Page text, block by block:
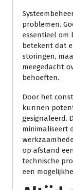
problemen.
essentieel om
betekent dat
storingen,
meegedacht
behoeften.
Door het
kunnen
gesignaleerd.
minimaliseert
op afstand
technische
een